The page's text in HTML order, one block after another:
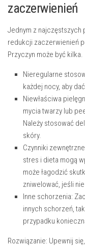
zaczerwienień
Jednym z
redukcji zaczerwienień
Przyczyn może być kilka.
Nieregularne
każdej nocy, aby
Niewłaściwa
mycia twarzy lub
Należy stosować
skóry.
Czynniki
stres i dieta mogą
może łagodzić
zniwelować, jeśli
Inne schorzenia:
innych schorzeń,
przypadku
Rozwiązanie: Upewnij